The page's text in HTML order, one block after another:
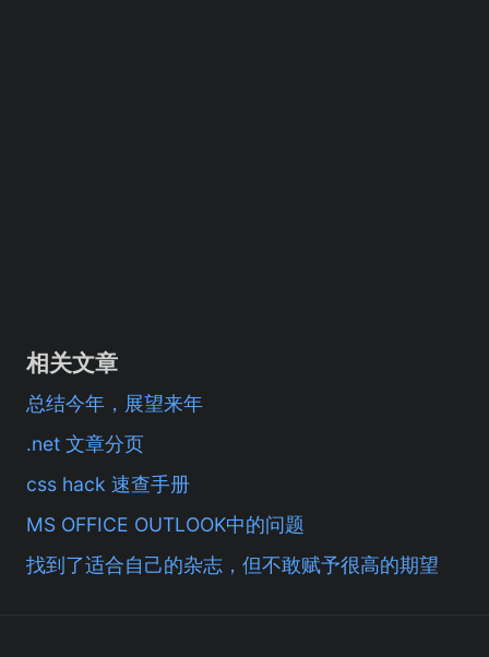
相关文章
总结今年，展望来年
.net 文章分页
css hack 速查手册
MS OFFICE OUTLOOK中的问题
找到了适合自己的杂志，但不敢赋予很高的期望